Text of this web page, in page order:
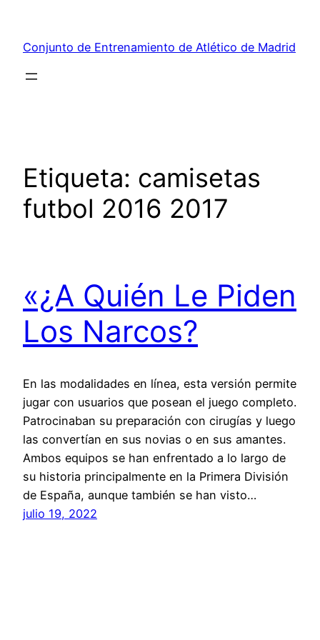
contenido
Conjunto de Entrenamiento de Atlético de Madrid
Etiqueta: camisetas
futbol 2016 2017
«¿A Quién Le Piden
Los Narcos?
En las modalidades en línea, esta versión permite
jugar con usuarios que posean el juego completo.
Patrocinaban su preparación con cirugías y luego
las convertían en sus novias o en sus amantes.
Ambos equipos se han enfrentado a lo largo de
su historia principalmente en la Primera División
de España, aunque también se han visto…
julio 19, 2022